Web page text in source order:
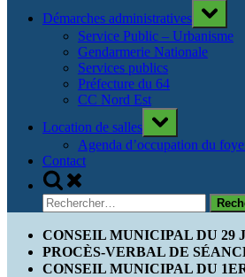
Démarches administratives
Toggle
sub-
menu
Service Public – Urbanisme
Gendarmerie Nationale
Services publics
Préfecture du 64
CC Nord Est
Location de salles
Toggle
sub-
menu
Agenda d’occupation du
Contact
Toggle
search
form
Rechercher :
CONSEIL MUNICIPAL DU 29
PROCÈS-VERBAL DE
CONSEIL MUNICIPAL DU